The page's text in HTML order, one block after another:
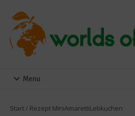
Menu
Start/ Rezept MiniAmarettiLebkuchen